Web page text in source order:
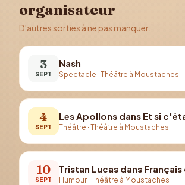
organisateur
D'autres sorties à ne pas manquer.
3
SEPT
Nash
Spectacle · Théâtre à Moustaches
4
SEPT
Les Apollons dans Et si
Théâtre · Théâtre à Moustaches
10
SEPT
Tristan Lucas dans
Humour · Théâtre à Moustaches